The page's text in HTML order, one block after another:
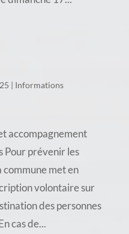
| Informations
accompagnement
Pour prévenir les
commune met en
volontaire sur
des personnes
cas de...